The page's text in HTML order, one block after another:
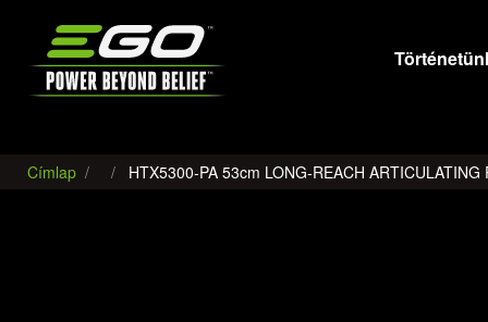
Címlap HTX5300-PA 53cm LONG-REACH